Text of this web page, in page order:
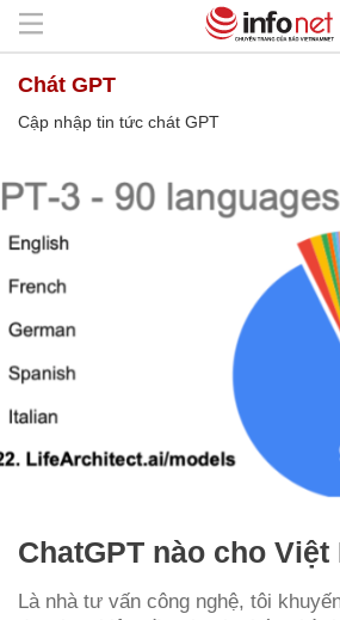
chát GPT
Cập nhập tin tức chát GPT
ChatGPT nào cho Việt
Là nhà tư vấn công nghệ, tôi